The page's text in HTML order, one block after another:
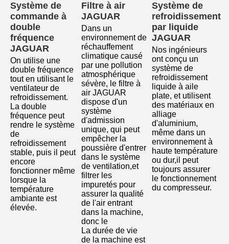
Système de
commande à
double
fréquence
JAGUAR
On utilise une
double fréquence
tout en utilisant le
ventilateur de
refroidissement.
La double
fréquence peut
rendre le système
de
refroidissement
stable, puis il peut
encore
fonctionner même
lorsque la
température
ambiante est
élevée.
Filtre à air
JAGUAR
Dans un
environnement de
réchauffement
climatique causé
par une pollution
atmosphérique
sévère, le filtre à
air JAGUAR
dispose d'un
système
d'admission
unique, qui peut
empêcher la
poussière d'entrer
dans le système
de ventilation,et
filtrer les
impuretés pour
assurer la qualité
de l'air entrant
dans la machine,
donc le
La durée de vie
de la machine est
Système de
refroidissement
par liquide
JAGUAR
Nos ingénieurs
ont conçu un
système de
refroidissement
liquide à aile
plate, et utilisent
des matériaux en
alliage
d'aluminium,
même dans un
environnement à
haute température
ou dur,il peut
toujours assurer
le fonctionnement
du compresseur.